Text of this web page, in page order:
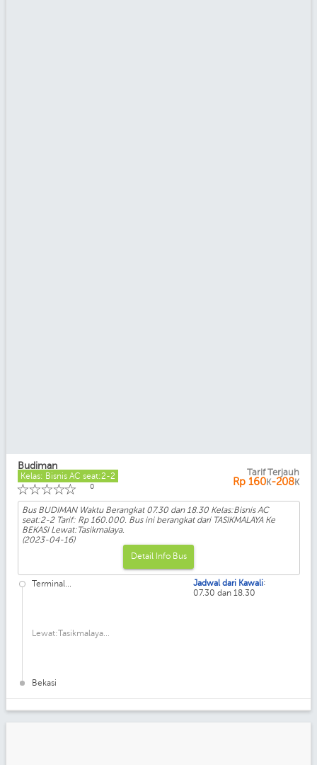
Budiman
Kelas: Bisnis AC seat:2-2
☆
☆
☆
☆
☆ 0
Tarif Terjauh
Rp 160K-208K
Bus BUDIMAN Waktu Berangkat 07.30 dan 18.30 Kelas:Bisnis AC
seat:2-2 Tarif: Rp 160.000. Bus ini berangkat dari TASIKMALAYA Ke
BEKASI Lewat:Tasikmalaya.
(2023-04-16)
Detail Info Bus
Terminal...
Lewat:Tasikmalaya...
Bekasi
Jadwal dari Kawali:
07.30 dan 18.30